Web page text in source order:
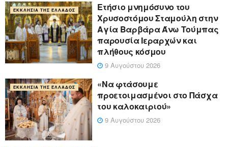
ΕΚΚΛΗΣΊΑ ΤΗΣ ΕΛΛΆΔΟΣ
Ετήσιο μνημόσυνο του
Χρυσοστόμου Σταμούλη στην
Αγία Βαρβάρα Άνω Τούμπας
παρουσία Ιεραρχών και
πλήθους κόσμου
9 Αυγούστου 2026
ΕΚΚΛΗΣΊΑ ΤΗΣ ΕΛΛΆΔΟΣ
«Να φτάσουμε
προετοιμασμένοι στο Πάσχα
του καλοκαιριού»
9 Αυγούστου 2026